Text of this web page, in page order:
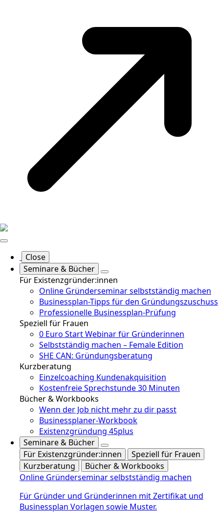
Close
Seminare & Bücher
Für Existenzgründer:innen
Online Gründerseminar selbstständig machen
Businessplan-Tipps für den Gründungszuschuss
Professionelle Businessplan-Prüfung
Speziell für Frauen
0 Euro Start Webinar für Gründerinnen
Selbstständig machen – Female Edition
SHE CAN: Gründungsberatung
Kurzberatung
Einzelcoaching Kundenakquisition
Kostenfreie Sprechstunde 30 Minuten
Bücher & Workbooks
Wenn der Job nicht mehr zu dir passt
Businessplaner-Workbook
Existenzgründung 45plus
Seminare & Bücher
Für Existenzgründer:innen
Speziell für Frauen
Kurzberatung
Bücher & Workbooks
Online Gründerseminar selbstständig machen
Für Gründer und Gründerinnen mit Zertifikat und
Businessplan Vorlagen sowie Muster.